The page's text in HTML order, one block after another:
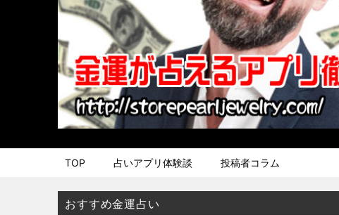
TOP 占いアプリ体験談 投稿者コラム
おすすめ金運占い